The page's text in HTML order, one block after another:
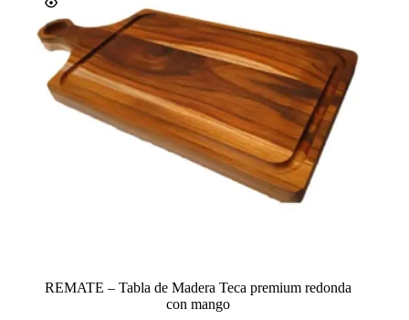
REMATE – Tabla de Madera Teca premium redonda
con mango